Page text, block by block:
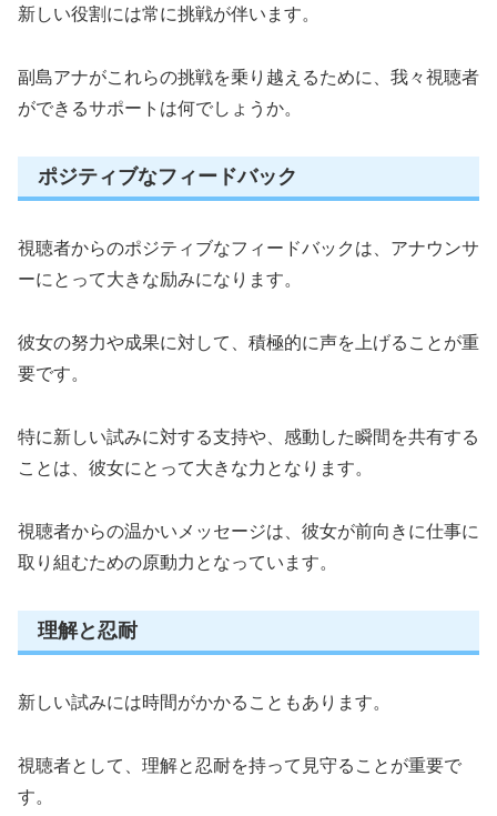
新しい役割には常に挑戦が伴います。
副島アナがこれらの挑戦を乗り越えるために、我々視聴者
ができるサポートは何でしょうか。
ポジティブなフィードバック
視聴者からのポジティブなフィードバックは、アナウンサ
ーにとって大きな励みになります。
彼女の努力や成果に対して、積極的に声を上げることが重
要です。
特に新しい試みに対する支持や、感動した瞬間を共有する
ことは、彼女にとって大きな力となります。
視聴者からの温かいメッセージは、彼女が前向きに仕事に
取り組むための原動力となっています。
理解と忍耐
新しい試みには時間がかかることもあります。
視聴者として、理解と忍耐を持って見守ることが重要で
す。